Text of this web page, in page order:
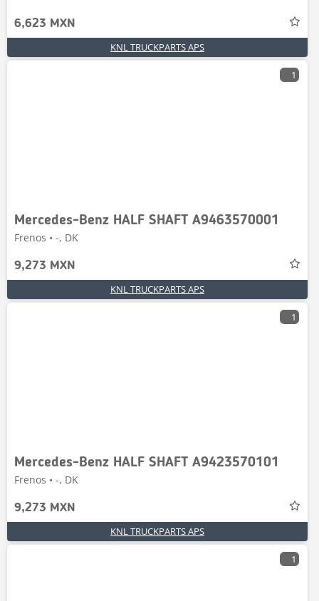
6,623 MXN
KNL TRUCKPARTS APS
1
Mercedes-Benz HALF SHAFT A9463570001
Frenos • -, DK
9,273 MXN
KNL TRUCKPARTS APS
1
Mercedes-Benz HALF SHAFT A9423570101
Frenos • -, DK
9,273 MXN
KNL TRUCKPARTS APS
1